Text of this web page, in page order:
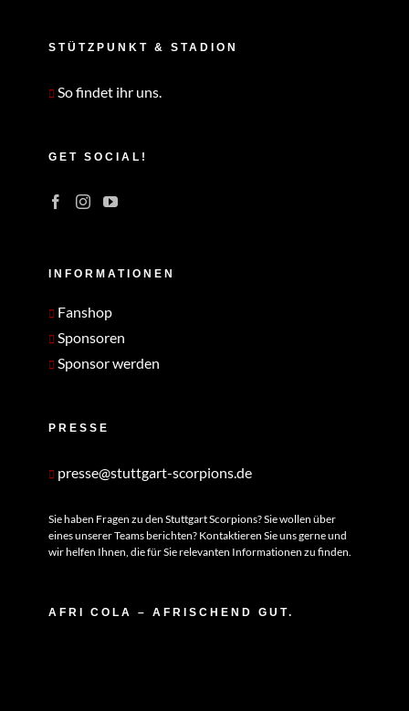
STÜTZPUNKT & STADION
So findet ihr uns.
GET SOCIAL!
INFORMATIONEN
Fanshop
Sponsoren
Sponsor werden
PRESSE
presse@stuttgart-scorpions.de
Sie haben Fragen zu den Stuttgart Scorpions? Sie wollen über
eines unserer Teams berichten? Kontaktieren Sie uns gerne und
wir helfen Ihnen, die für Sie relevanten Informationen zu finden.
AFRI COLA – AFRISCHEND GUT.